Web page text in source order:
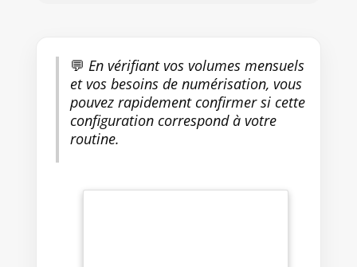
une puce HP originale ; les
cartouches utilisant une puce
non HP pourraient ne pas
fonctionner ou cesser de
fonctionner
💬 En vérifiant vos volumes mensuels
et vos besoins de numérisation, vous
pouvez rapidement confirmer si cette
configuration correspond à votre
routine.